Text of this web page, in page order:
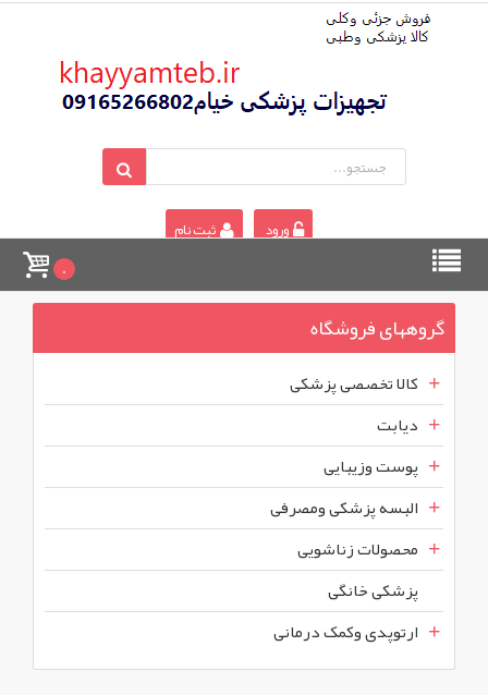
ورود ثبت نام
0
گروههای فروشگاه
کالا تخصصی پزشکی
دیابت
پوست وزیبایی
البسه پزشکی ومصرفی
محصولات زناشویی
پزشکی خانگی
ارتوپدی وکمک درمانی